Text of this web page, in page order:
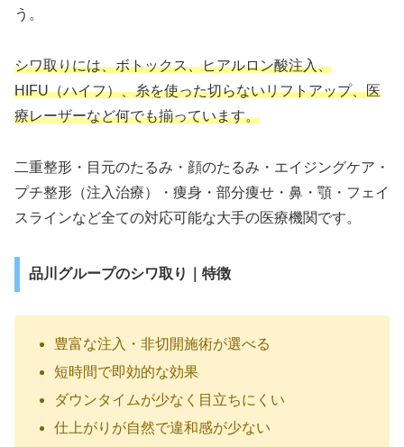
う。
シワ取りには、ボトックス、ヒアルロン酸注入、
HIFU（ハイフ）、糸を使った切らないリフトアップ、医
療レーザーなど何でも揃っています。
二重整形・目元のたるみ・顔のたるみ・エイジングケア・
プチ整形（注入治療）・痩身・部分痩せ・鼻・顎・フェイ
スラインなど全ての対応可能な大手の医療機関です。
品川グループのシワ取り｜特徴
豊富な注入・非切開施術が選べる
短時間で即効的な効果
ダウンタイムが少なく目立ちにくい
仕上がりが自然で違和感が少ない